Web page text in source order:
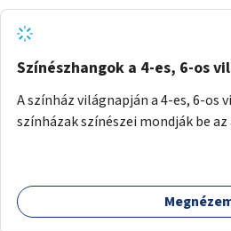
Színészhangok a 4-es, 6-os
A színház világnapján a 4-es, 6-os
színházak színészei mondják be